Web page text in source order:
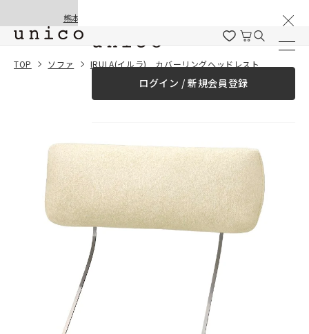
熊本地震の影響による配送遅延と停止について
ログイン / 新規会員登録
商品カテゴリー一覧
家具
カーテン
インテリア雑貨・その他
TOP ソファ IRULA(イルラ) カバーリングヘッドレスト
一緒に購入する